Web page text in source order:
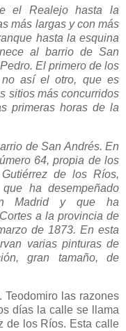
el Realejo hasta la
más largas y con más
hasta la esquina
al barrio de San
El primero de los
no así el otro, que es
sitios más concurridos
primeras horas de la
de San Andrés. En
64, propia de los
de los Ríos,
ha desempeñado
Madrid y que ha
a la provincia de
de 1873. En esta
varias pinturas de
gran tamaño, de
Teodomiro las razones
días la calle se llama
de los Ríos. Esta calle